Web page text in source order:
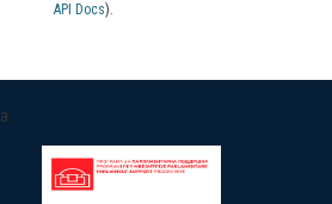
API Docs).
a